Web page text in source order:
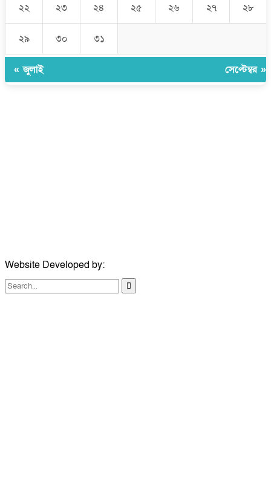
২২ ২৩ ২৪ ২৫ ২৬ ২৭ ২৮
২৯ ৩০ ৩১
« জুলাই সেপ্টেম্বর »
Website Developed by: